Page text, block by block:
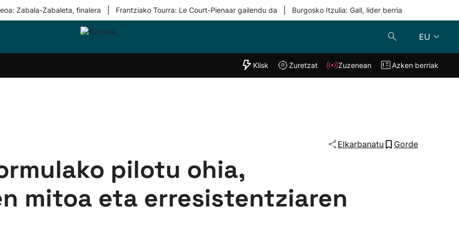
Zabala-Zabaleta, finalera Frantziako Tourra: Le Court-Pienaar gailendu da Burgosko Itzulia: Gall, lider berria
EU
Taldeak
"Helmuga"
Klisk Zuzenean
Klisk Zuretzat Zuzenean Azken berriak
Elkarbanatu Gorde
pilotu ohia,
mitoa eta erresistentziaren